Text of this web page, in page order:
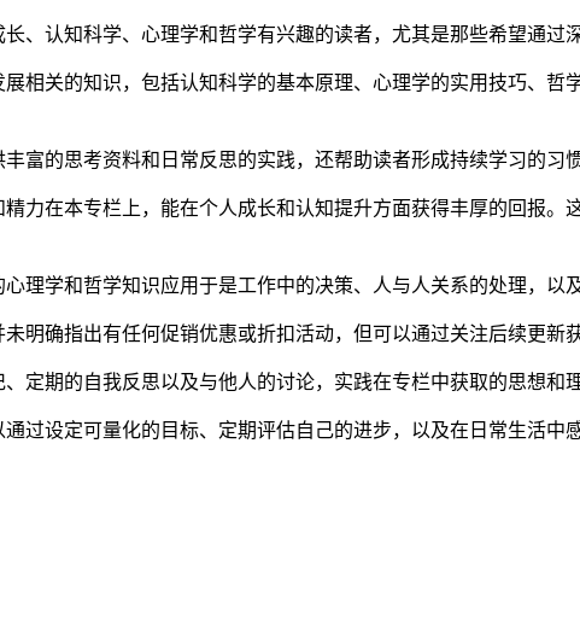
、认知科学、心理学和哲学有兴趣的读者，尤其是那些希望通过
相关的知识，包括认知科学的基本原理、心理学的实用技巧、
富的思考资料和日常反思的实践，还帮助读者形成持续学习的习
精力在本专栏上，能在个人成长和认知提升方面获得丰厚的回报
理学和哲学知识应用于是工作中的决策、人与人关系的处理，以
明确指出有任何促销优惠或折扣活动，但可以通过关注后续更新
定期的自我反思以及与他人的讨论，实践在专栏中获取的思想和
过设定可量化的目标、定期评估自己的进步，以及在日常生活